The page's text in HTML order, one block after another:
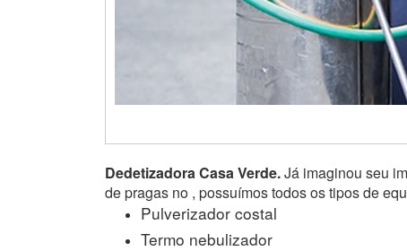
Dedetizadora Casa Verde.Já imaginou seu
de pragas no , possuímos todos os tipos de
Pulverizador costal
Termo nebulizador